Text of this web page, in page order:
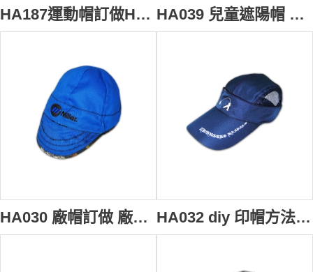
HA187運動帽訂做HK 運動帽製作 HA039 兒童遮陽帽 嬰兒遮陽帽 抗uv遮陽休閒帽 6頁帽
HA030 廠帽訂做 廠帽來樣訂造 香港 HA032 diy 印帽方法 淨色 cap 帽批發